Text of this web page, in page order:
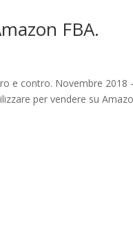
FBA.
e contro. Novembre 2018
per vendere su